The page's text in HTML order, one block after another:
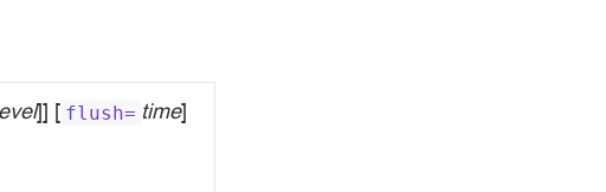
]] [ flush= time]